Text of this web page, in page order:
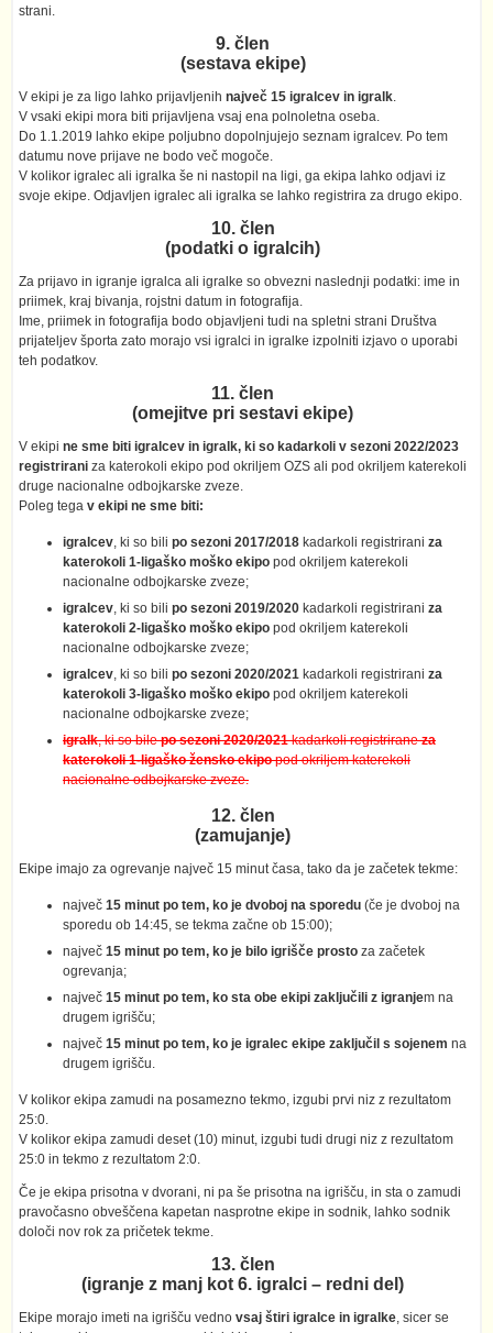
strani.
9. člen
(sestava ekipe)
V ekipi je za ligo lahko prijavljenih največ 15 igralcev in igralk
V vsaki ekipi mora biti prijavljena vsaj ena polnoletna oseba.
Do 1.1.2019 lahko ekipe poljubno dopolnjujejo seznam igralcev. Po tem
datumu nove prijave ne bodo več mogoče.
V kolikor igralec ali igralka še ni nastopil na ligi, ga ekipa lahko odjavi iz
svoje ekipe. Odjavljen igralec ali igralka se lahko registrira za drugo ekipo.
10. člen
(podatki o igralcih)
Za prijavo in igranje igralca ali igralke so obvezni naslednji podatki: ime in
priimek, kraj bivanja, rojstni datum in fotografija.
Ime, priimek in fotografija bodo objavljeni tudi na spletni strani Društva
prijateljev športa zato morajo vsi igralci in igralke izpolniti izjavo o uporabi
teh podatkov.
11. člen
(omejitve pri sestavi ekipe)
V ekipi ne sme biti igralcev in igralk, ki so kadarkoli v sezoni 2022/2023
registrirani za katerokoli ekipo pod okriljem OZS ali pod okriljem katerekoli
druge nacionalne odbojkarske zveze.
Poleg tega v ekipi ne sme biti:
igralcev , ki so bili po sezoni 2017/2018 kadarkoli registrirani za
katerokoli 1-ligaško moško ekipo pod okriljem katerekoli
nacionalne odbojkarske zveze;
igralcev , ki so bili po sezoni 2019/2020 kadarkoli registrirani za
katerokoli 2-ligaško moško ekipo pod okriljem katerekoli
nacionalne odbojkarske zveze;
igralcev , ki so bili po sezoni 2020/2021 kadarkoli registrirani za
katerokoli 3-ligaško moško ekipo pod okriljem katerekoli
nacionalne odbojkarske zveze;
igralk, ki so bilepo sezoni 2020/2021kadarkoli registriraneza
katerokoli 1-ligaško žensko ekipopod okriljem katerekoli
nacionalne odbojkarske zveze.
12. člen
(zamujanje)
Ekipe imajo za ogrevanje največ 15 minut časa, tako da je začetek tekme:
največ 15 minut po tem, ko je dvoboj na sporedu (če je dvoboj na
sporedu ob 14:45, se tekma začne ob 15:00);
največ 15 minut po tem, ko je bilo igrišče prosto za začetek
ogrevanja;
največ 15 minut po tem, ko sta obe ekipi zaključili z igranjem na
drugem igrišču;
največ 15 minut po tem, ko je igralec ekipe zaključil s sojenem na
drugem igrišču.
V kolikor ekipa zamudi na posamezno tekmo, izgubi prvi niz z rezultatom
25:0.
V kolikor ekipa zamudi deset (10) minut, izgubi tudi drugi niz z rezultatom
25:0 in tekmo z rezultatom 2:0.
Če je ekipa prisotna v dvorani, ni pa še prisotna na igrišču, in sta o zamudi
pravočasno obveščena kapetan nasprotne ekipe in sodnik, lahko sodnik
določi nov rok za pričetek tekme.
13. člen
(igranje z manj kot 6. igralci – redni del)
Ekipe morajo imeti na igrišču vedno vsaj štiri igralce in igralke , sicer se